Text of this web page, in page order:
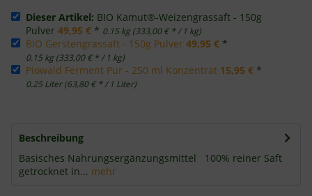
Dieser Artikel: BIO Kamut®-Weizengrassaft - 150g
Pulver 49,95 € * 0.15 kg (333,00 € * / 1 kg)
BIO Gerstengrassaft - 150g Pulver 49,95 € *
0.15 kg (333,00 € * / 1 kg)
Piowald Ferment Pur - 250 ml Konzentrat 15,95 € *
0.25 Liter (63,80 € * / 1 Liter)
Beschreibung
Basisches Nahrungsergänzungsmittel 100% reiner Saft
getrocknet in... mehr